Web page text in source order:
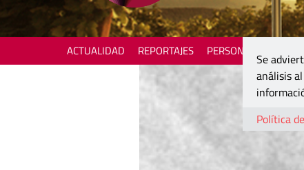
ACTUALIDAD REPORTAJES PERSONAJES
Se
análisis
Política